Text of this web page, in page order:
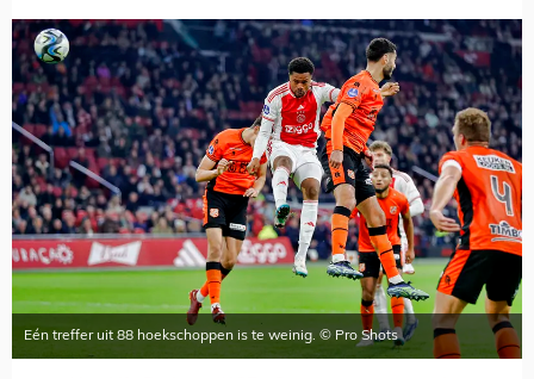
Eén treffer uit 88 hoekschoppen is te weinig. © Pro Shots